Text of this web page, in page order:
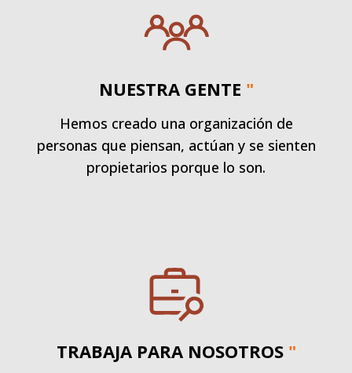
NUESTRA GENTE "
Hemos creado una organización de
personas que piensan, actúan y se sienten
propietarios porque lo son.
TRABAJA PARA NOSOTROS "